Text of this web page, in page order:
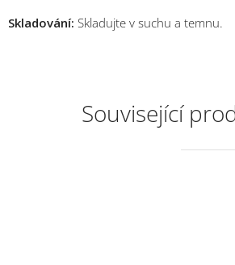
Související
Skladování: Skladujte v suchu a temnu.